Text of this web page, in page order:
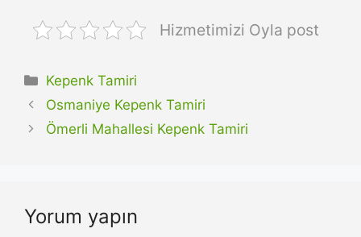
Hizmetimizi Oyla post
Kategoriler
Kepenk Tamiri
Osmaniye Kepenk Tamiri
Ömerli Mahallesi Kepenk Tamiri
Yorum yapın